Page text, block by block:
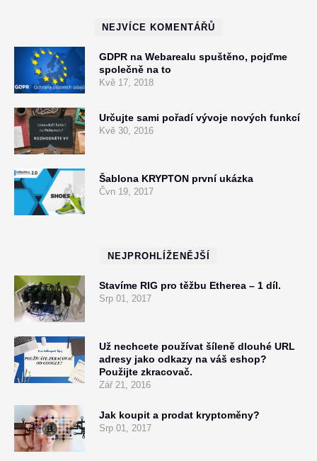
NEJVÍCE KOMENTÁŘŮ
GDPR na Webarealu spuštěno, pojďme
společně na to
Kvě 17, 2018
Určujte sami pořadí vývoje nových funkcí
Kvě 30, 2016
Šablona KRYPTON první ukázka
Čvn 19, 2017
NEJPROHLÍŽENĚJŠÍ
Stavíme RIG pro těžbu Etherea – 1 díl.
Srp 01, 2017
Už nechcete používat šíleně dlouhé URL
adresy jako odkazy na váš eshop?
Použijte zkracovač.
Zář 21, 2016
Jak koupit a prodat kryptoměny?
Srp 01, 2017